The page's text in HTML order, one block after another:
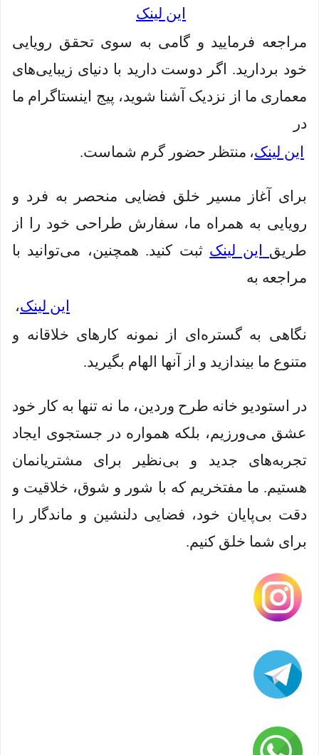
این لینک
مراجعه فرمایید و گامی به سوی تحقق رویایی
خود بردارید. اگر دوست دارید با دنیای زیبایی‌های
معماری ما از نزدیک آشنا شوید، پیج اینستاگرام ما
در
این لینک، منتظر حضور گرم شماست.
برای آغاز مسیر خلق فضایی منحصر به فرد و
رویایی به همراه ما، سفارش طراحی خود را از
طریق
این لینک ثبت کنید. همچنین، می‌توانید با
مراجعه به
این لینک،
نگاهی به گستره‌ای از نمونه کارهای خلاقانه و
متنوع ما بیندازید و از آنها الهام بگیرید.
در استودیو خانه طرح وردین، ما نه تنها به کار خود
عشق می‌ورزیم، بلکه همواره در جستجوی ایجاد
تجربه‌های جدید و بی‌نظیر برای مشتریانمان
هستیم. ما مفتخریم که با شور و شوق، خلاقیت و
دقت بی‌پایان خود، فضایی دلنشین و ماندگار را
برای شما خلق کنیم.